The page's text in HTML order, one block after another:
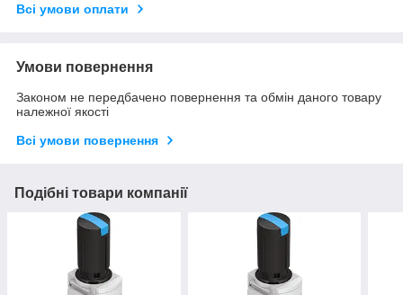
Всі умови оплати
Умови повернення
Законом не передбачено повернення та обмін даного товару
належної якості
Всі умови повернення
Подібні товари компанії